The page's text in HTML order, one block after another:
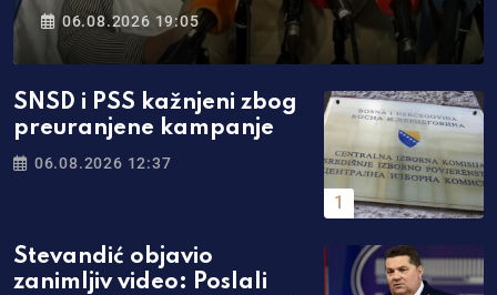
06.08.2026 19:05
SNSD i PSS kažnjeni zbog
preuranjene kampanje
06.08.2026 12:37
Stevandić objavio
zanimljiv video: Poslali